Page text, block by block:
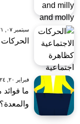
سبتمبر ٠٧, ٢٠٢١
فبراير ٢٠, ٢٠٢٤
ما
والمعدة؟